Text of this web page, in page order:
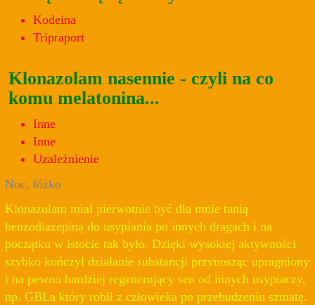
Kodeina
Tripraport
Klonazolam nasennie - czyli na co
komu melatonina...
Inne
Inne
Uzależnienie
Noc, łóżko
Klonazolam miał pierwotnie być dla mnie tanią
benzodiazepiną do usypiania po innych dragach i na
początku w istocie tak było. Dzięki wysokiej aktywności
szybko kończył działanie substancji przynosząc upragniony
i na pewno bardziej regenerujący sen od innych usypiaczy,
np. GBLa który robił z człowieka po przebudzeniu szmatę.